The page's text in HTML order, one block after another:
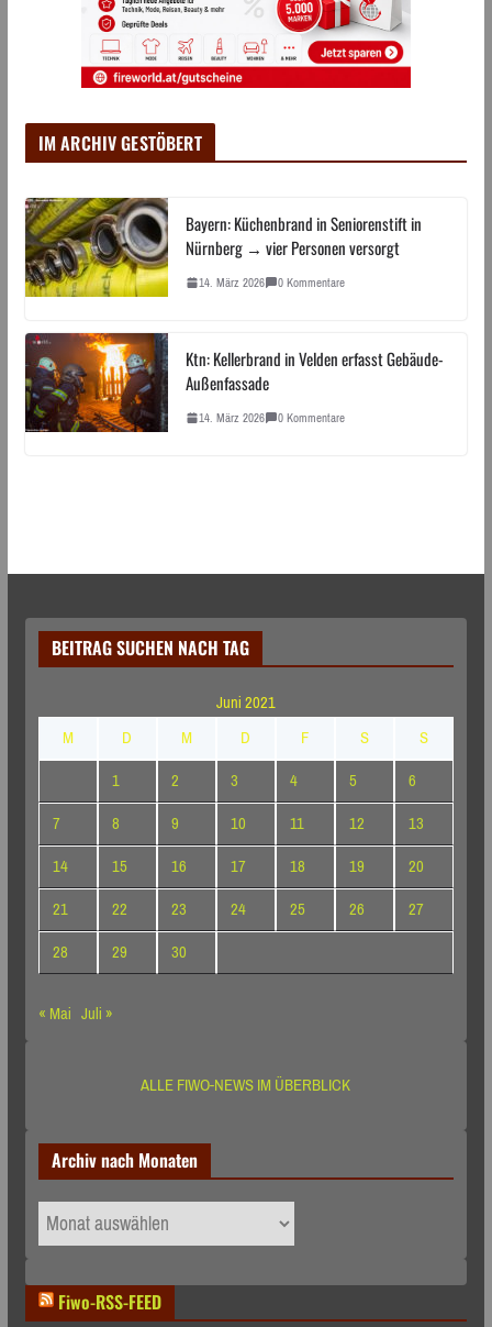
IM ARCHIV GESTÖBERT
Bayern: Küchenbrand in Seniorenstift in
Nürnberg → vier Personen versorgt
14. März 2026 0 Kommentare
Ktn: Kellerbrand in Velden erfasst Gebäude-
Außenfassade
14. März 2026 0 Kommentare
BEITRAG SUCHEN NACH TAG
Juni 2021
M
D M D F S
S
1
2 3 4 5
6
7
8 9 10 11 12
13
14
15 16 17 18 19
20
21
22 23 24 25 26
27
28
29
30
« Mai Juli »
ALLE FIWO-NEWS IM ÜBERBLICK
Archiv nach Monaten
Archiv
nach
Fiwo-RSS-FEED